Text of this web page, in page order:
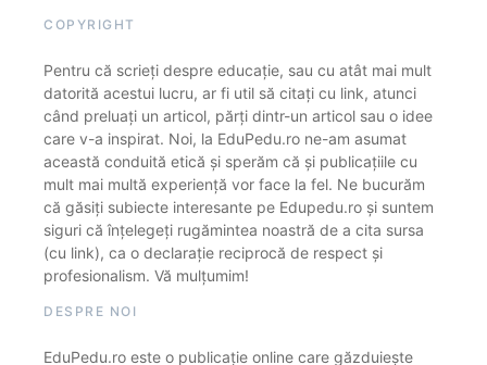
COPYRIGHT
Pentru că scrieți despre educație, sau cu atât mai mult
datorită acestui lucru, ar fi util să citați cu link, atunci
când preluați un articol, părți dintr-un articol sau o idee
care v-a inspirat. Noi, la EduPedu.ro ne-am asumat
această conduită etică și sperăm că și publicațiile cu
mult mai multă experiență vor face la fel. Ne bucurăm
că găsiți subiecte interesante pe Edupedu.ro și suntem
siguri că înțelegeți rugămintea noastră de a cita sursa
(cu link), ca o declarație reciprocă de respect și
profesionalism. Vă mulțumim!
DESPRE NOI
EduPedu.ro este o publicație online care găzduiește